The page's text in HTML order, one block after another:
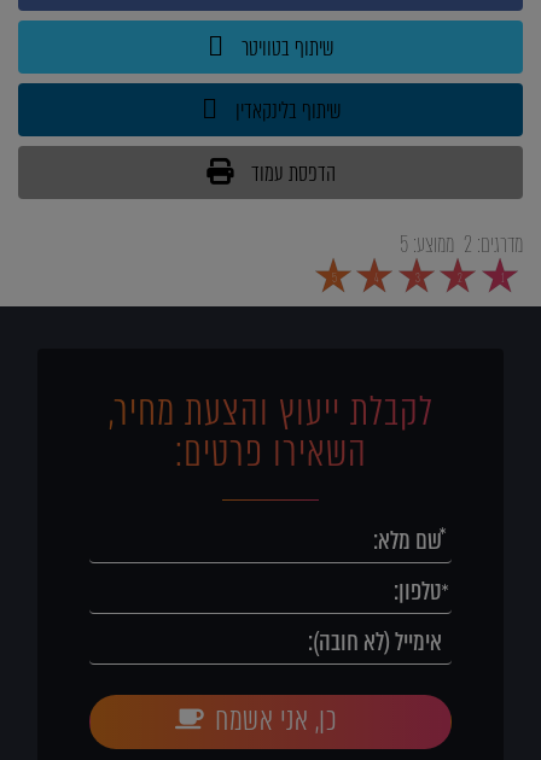
שיתוף בטוויטר
שיתוף בלינקאדין
הדפסת עמוד
מדרגים: 2 ממוצע:5
1
2
3
4
5
לקבלת ייעוץ והצעת מחיר,
השאירו פרטים:
כן, אני אשמח